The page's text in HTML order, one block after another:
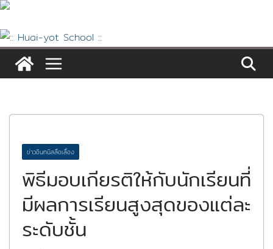
Skip
content
ข่าวอินทนิลลือเลื่อง
พิธีมอบเกียรติให้กับนักเรียนที่
มีผลการเรียนสูงสุดของแต่ละ
ระดับชั้น